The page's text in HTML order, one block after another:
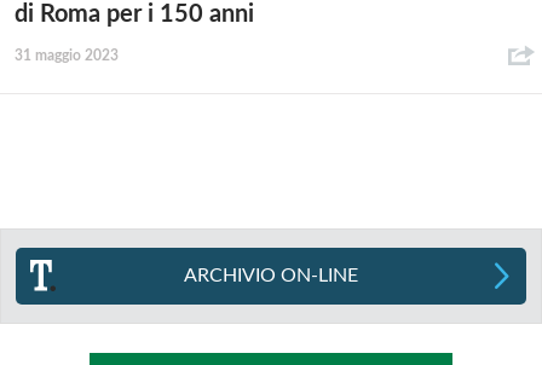
di Roma per i 150 anni
31 maggio 2023
ARCHIVIO ON-LINE